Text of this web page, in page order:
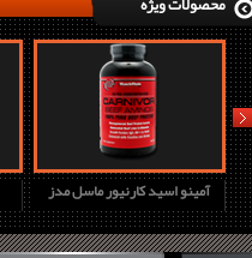
آمینو اسید کارنیور ماسل مدز
next